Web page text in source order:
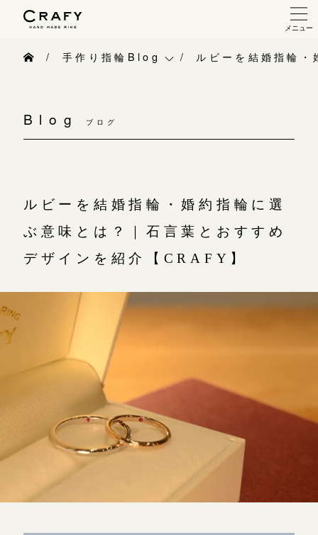
メニュー
指輪制作の流れ
指輪作品集
よくあるご質問
アフターケア・保証
CRAFYについて
SNS・ブログ
ブログ
Blog ブログ
手作り指輪Blog
手作り指輪作品集
お客様インタビュー
指輪のハンドメイド・手作り
CRAFYについて
結婚指輪手作り工房のご案内
ルビーを結婚指輪
ルビーを結婚指輪・婚約指輪に選
ぶ意味とは？｜石言葉とおすすめ
デザインを紹介【CRAFY】